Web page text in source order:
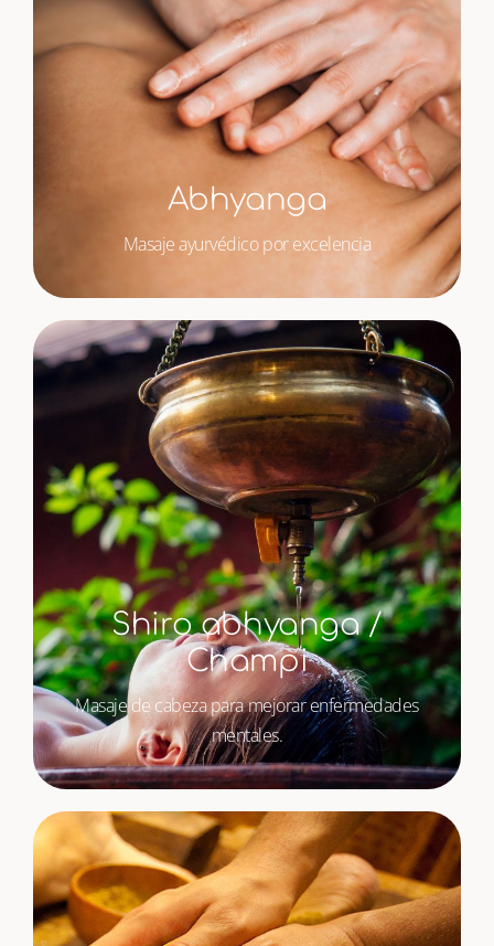
Abhyanga
Masaje ayurvédico por excelencia
Shiro abhyanga /
Champi
Masaje de cabeza para mejorar enfermedades
mentales.